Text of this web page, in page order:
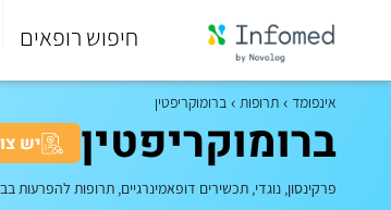
חיפוש רופאים
סוף
אינפומד תרופות ברומוקריפטין
ברומוקריפטין יש
פרקינסון, נוגדי, תכשירים דופאמינרגיים, תרופות להפרעות